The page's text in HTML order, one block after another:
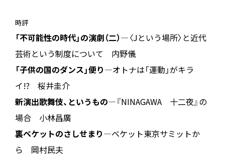
時評
「不可能性の時代」の演劇（二）―〈Jという場所〉と近代
芸術という制度について 内野儀
「子供の国のダンス」便り―オトナは「運動」がキラ
イ!? 桜井圭介
新演出歌舞伎、というもの―『NINAGAWA 十二夜』の
場合 小林昌廣
裏ベケットのさしせまり―ベケット東京サミットか
ら 岡村民夫